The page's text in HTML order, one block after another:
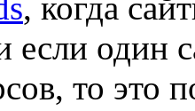
один
то это